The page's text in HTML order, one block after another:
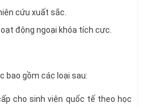
cứu xuất sắc.
động ngoại khóa tích cực.
bao gồm các loại sau:
cho sinh viên quốc tế theo học